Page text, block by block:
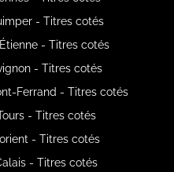
- Titres cotés
- Titres cotés
- Titres cotés
Ferrand - Titres cotés
- Titres cotés
- Titres cotés
- Titres cotés